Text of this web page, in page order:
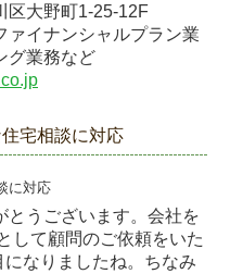
区大野町1-25-12F
ァイナンシャルプラン業
グ業務など
宅相談に対応
とうございます。会社を
して顧問のご依頼をいた
なりましたね。ちなみ